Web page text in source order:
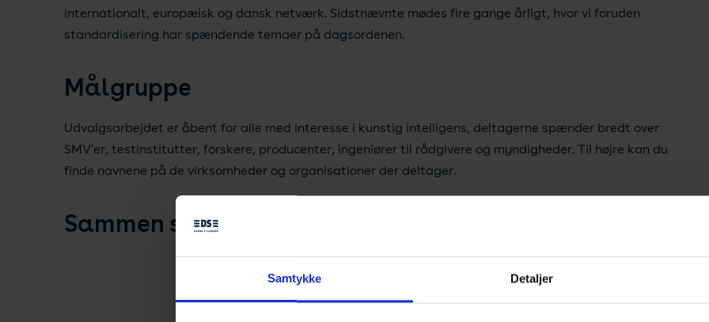
Samtykke Detaljer
internationalt, europæisk og dansk netværk. Sidstnævnte mødes fire gange årligt, hvor vi foruden
standardisering har spændende temaer på dagsordenen.
Målgruppe
Udvalgsarbejdet er åbent for alle med interesse i kunstig intelligens, deltagerne spænder bredt over
SMV'er, testinstitutter, forskere, producenter, ingeniører til rådgivere og myndigheder. Til højre kan du
finde navnene på de virksomheder og organisationer der deltager.
Sammen sætter vi standarder for fremtiden